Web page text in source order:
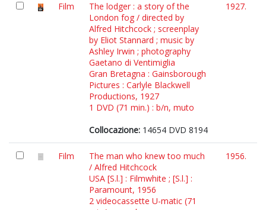
Film
The lodger : a story of the
London fog / directed by
Alfred Hitchcock ; screenplay
by Eliot Stannard ; music by
Ashley Irwin ; photography
Gaetano di Ventimiglia
Gran Bretagna : Gainsborough
Pictures : Carlyle Blackwell
Productions, 1927
1 DVD (71 min.) : b/n, muto
Collocazione: 14654 DVD 8194
1927.
Film
The man who knew too much
/ Alfred Hitchcock
USA [S.l.] : Filmwhite ; [S.l.] :
Paramount, 1956
2 videocassette U-matic (71
1956.